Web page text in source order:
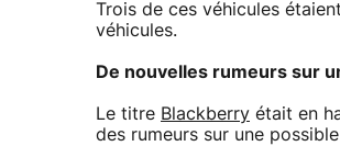
Trois de ces véhicules
véhicules.
De nouvelles rumeurs sur
Le titre Blackberry était en
des rumeurs sur une